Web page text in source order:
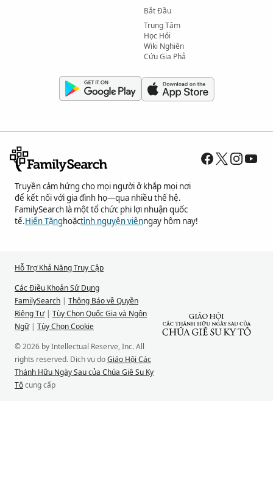
Bắt Đầu
Trung Tâm
Học Hỏi
Wiki Nghiên
Cứu Gia Phả
Truyền cảm hứng cho mọi người ở khắp mọi nơi
để kết nối với gia đình họ—qua nhiều thế hệ.
FamilySearch là một tổ chức phi lợi nhuận quốc
tế.Hiến Tặnghoặctình nguyện viênngay hôm nay!
Hỗ Trợ Khả Năng Truy Cập
Các Điều Khoản Sử Dụng
FamilySearch | Thông Báo về Quyền
Riêng Tư| Tùy Chọn Quốc Gia và Ngôn
Ngữ| Tùy Chọn Cookie
© 2026 by Intellectual Reserve, Inc. All
rights reserved. Dịch vụ doGiáo Hội Các
Thánh Hữu Ngày Sau của Chúa Giê Su Ky
Tôcung cấp